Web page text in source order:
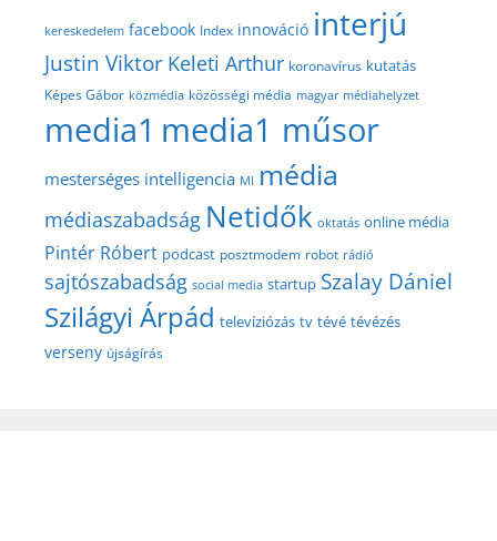
kereskedelem facebook Index innováció interjú
Justin Viktor Keleti Arthur koronavírus kutatás
Képes Gábor közmédia közösségi média magyar médiahelyzet
media1 media1 műsor
mesterséges intelligencia MI média
médiaszabadság Netidők oktatás online média
Pintér Róbert podcast posztmodem robot rádió
sajtószabadság social media startup Szalay Dániel
Szilágyi Árpád televíziózás tv tévé tévézés
verseny újságírás